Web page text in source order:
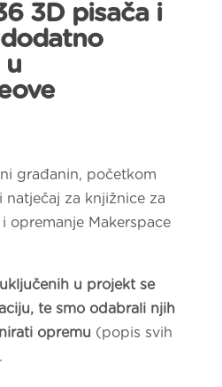
3D pisača i
u
građanin, početkom
za knjižnice za
opremanje Makerspace
u projekt se
te smo odabrali njih
opremu (popis svih